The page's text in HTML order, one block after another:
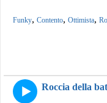
Funky, Contento, Ottimista,
Roccia della